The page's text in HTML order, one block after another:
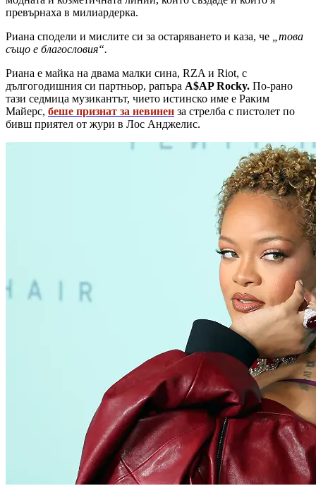
превърнаха в милиардерка.
Риана сподели и мислите си за остаряването и каза, че
„това
също е благословия“.
Риана е майка на двама малки сина, RZA и Riot, с
дългогодишния си партньор, рапъра A$AP Rocky. По-рано
тази седмица музикантът, чието истинско име е Раким
Майерс, беше признат за невинен за стрелба с пистолет по
бивш приятел от жури в Лос Анджелис.